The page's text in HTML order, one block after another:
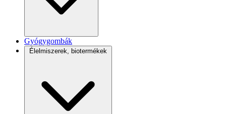
Gyógygombák
Élelmiszerek, biotermékek